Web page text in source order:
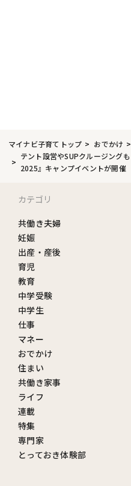
マイナビ子育てトップ おでかけ
テント設営やSUPクルージング
2025』キャンプイベントが開催
カテゴリ
共働き夫婦
妊娠
出産・産後
育児
教育
中学受験
中学生
仕事
マネー
おでかけ
住まい
共働き家事
ライフ
連載
特集
専門家
とっておき体験部